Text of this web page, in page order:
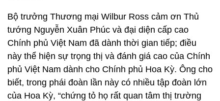
Bộ trưởng Thương mại Wilbur Ross cảm ơn Thủ
tướng Nguyễn Xuân Phúc và đại diện cấp cao
Chính phủ Việt Nam đã dành thời gian tiếp; điều
này thể hiện sự trọng thị và đánh giá cao của Chính
phủ Việt Nam dành cho Chính phủ Hoa Kỳ. Ông cho
biết, trong phái đoàn lần này có nhiều tập đoàn lớn
của Hoa Kỳ, “chứng tỏ họ rất quan tâm thị trường